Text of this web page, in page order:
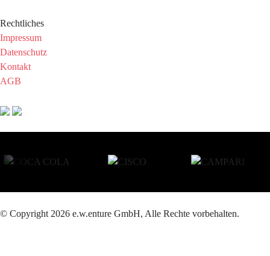
Rechtliches
Impressum
Datenschutz
Kontakt
AGB
© Copyright 2026 e.w.enture GmbH, Alle Rechte vorbehalten.